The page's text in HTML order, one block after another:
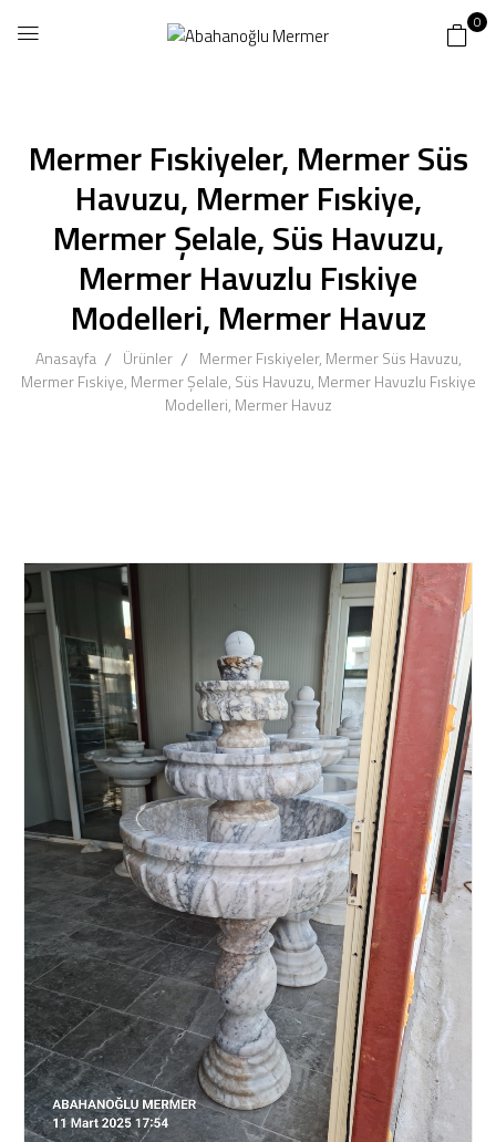
0
Mermer Fıskiyeler, Mermer Süs
Havuzu, Mermer Fıskiye,
Mermer Şelale, Süs Havuzu,
Mermer Havuzlu Fıskiye
Modelleri, Mermer Havuz
Anasayfa Ürünler
Mermer Fıskiyeler, Mermer Süs Havuzu,
Mermer Fıskiye, Mermer Şelale, Süs Havuzu, Mermer Havuzlu Fıskiye
Modelleri, Mermer Havuz